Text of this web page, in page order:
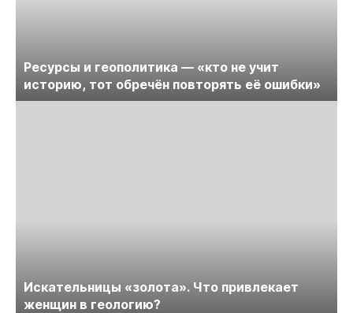
Ресурсы и геополитика — «кто не учит
историю, тот обречён повторять её ошибки»
Искательницы «золота». Что привлекает
женщин в геологию?